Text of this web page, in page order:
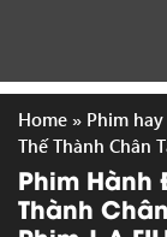
Home » Phim hay
Thế Thành Chân
Phim Hành
Thành